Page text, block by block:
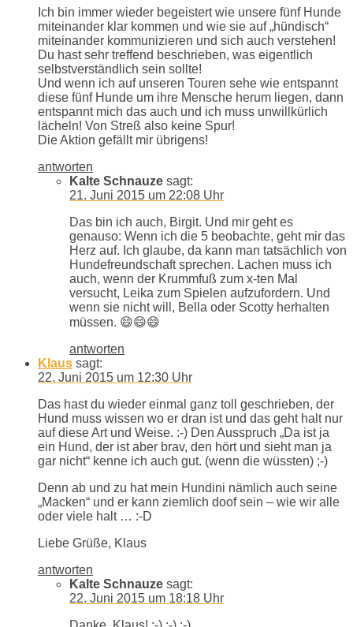
Ich bin immer wieder begeistert wie unsere fünf Hunde
miteinander klar kommen und wie sie auf „hündisch“
miteinander kommunizieren und sich auch verstehen!
Du hast sehr treffend beschrieben, was eigentlich
selbstverständlich sein sollte!
Und wenn ich auf unseren Touren sehe wie entspannt
diese fünf Hunde um ihre Mensche herum liegen, dann
entspannt mich das auch und ich muss unwillkürlich
lächeln! Von Streß also keine Spur!
Die Aktion gefällt mir übrigens!
antworten
Kalte Schnauze sagt:
21. Juni 2015 um 22:08 Uhr
Das bin ich auch, Birgit. Und mir geht es
genauso: Wenn ich die 5 beobachte, geht mir das
Herz auf. Ich glaube, da kann man tatsächlich von
Hundefreundschaft sprechen. Lachen muss ich
auch, wenn der Krummfuß zum x-ten Mal
versucht, Leika zum Spielen aufzufordern. Und
wenn sie nicht will, Bella oder Scotty herhalten
müssen. 😄😄😄
antworten
Klaus sagt:
22. Juni 2015 um 12:30 Uhr
Das hast du wieder einmal ganz toll geschrieben, der
Hund muss wissen wo er dran ist und das geht halt nur
auf diese Art und Weise. :-) Den Ausspruch „Da ist ja
ein Hund, der ist aber brav, den hört und sieht man ja
gar nicht“ kenne ich auch gut. (wenn die wüssten) ;-)
Denn ab und zu hat mein Hundini nämlich auch seine
„Macken“ und er kann ziemlich doof sein – wie wir alle
oder viele halt … :-D
Liebe Grüße, Klaus
antworten
Kalte Schnauze sagt:
22. Juni 2015 um 18:18 Uhr